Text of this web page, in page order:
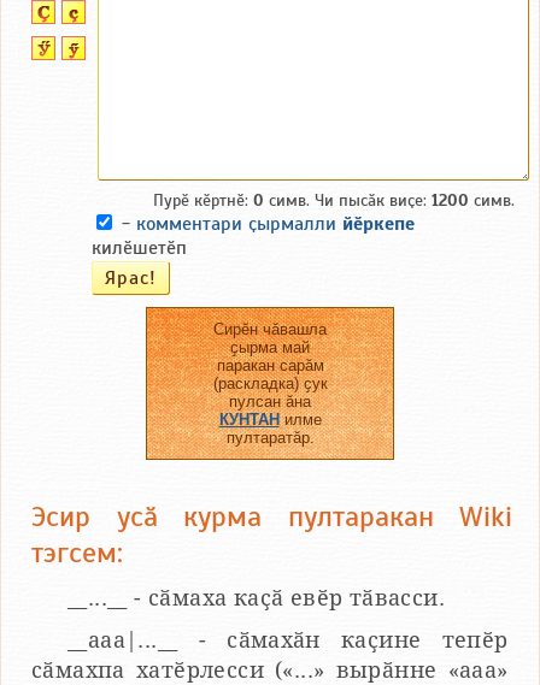
Пурӗ кӗртнӗ: 0 симв. Чи пысӑк виҫе: 1200 симв.
- комментари ҫырмалли йӗркепе
килӗшетӗп
Сирӗн чӑвашла
ҫырма май
паракан сарӑм
(раскладка) ҫук
пулсан ӑна
КУНТАНилме
пултаратӑр.
Эсир усӑ курма пултаракан Wiki
тэгсем:
__...__ - сӑмаха каҫӑ евӗр тӑвасси.
__aaa|...__ - сӑмахӑн каҫине тепӗр
сӑмахпа хатӗрлесси («...» вырӑнне «ааа»